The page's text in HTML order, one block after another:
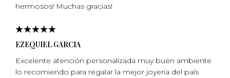
hermosos! Muchas gracias!
EZEQUIEL GARCIA
Excelente atención personalizada muy buen ambiente
lo recomiendo para regalar la mejor joyeria del país